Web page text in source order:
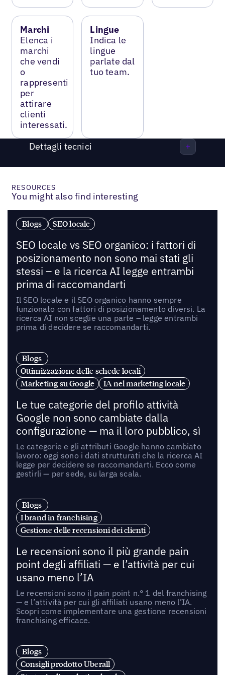
Marchi
Elenca i
marchi
che vendi
o
rappresenti
per
attirare
clienti
interessati.
Lingue
Indica le
lingue
parlate dal
tuo team.
Dettagli tecnici
RESOURCES
You might also find interesting
Blogs SEO locale
SEO locale vs SEO organico: i fattori di
posizionamento non sono mai stati gli
stessi – e la ricerca AI legge entrambi
prima di raccomandarti
Il SEO locale e il SEO organico hanno sempre
funzionato con fattori di posizionamento diversi. La
ricerca AI non sceglie una parte – legge entrambi
prima di decidere se raccomandarti.
Blogs
Ottimizzazione delle schede locali
Marketing su Google
IA nel marketing locale
Le tue categorie del profilo attività
Google non sono cambiate dalla
configurazione — ma il loro pubblico, sì
Le categorie e gli attributi Google hanno cambiato
lavoro: oggi sono i dati strutturati che la ricerca AI
legge per decidere se raccomandarti. Ecco come
gestirli — per sede, su larga scala.
Blogs
I brand in franchising
Gestione delle recensioni dei clienti
Le recensioni sono il più grande pain
point degli affiliati — e l’attività per cui
usano meno l’IA
Le recensioni sono il pain point n.° 1 del franchising
— e l’attività per cui gli affiliati usano meno l’IA.
Scopri come implementare una gestione recensioni
franchising efficace.
Blogs
Consigli prodotto Uberall